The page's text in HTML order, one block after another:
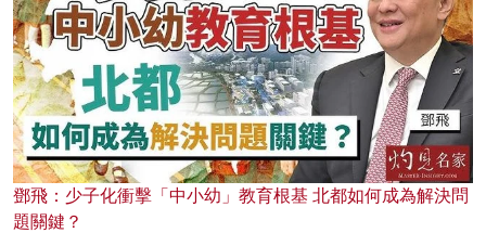
鄧飛：少子化衝擊「中小幼」教育根基 北都如何成為解決問
題關鍵？